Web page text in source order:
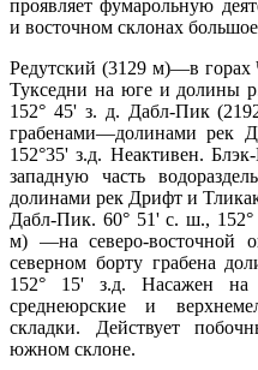
проявляет фумарольную
и восточном склонах
Редутский (3129 м)—в
Тукседни на юге и долины
152° 45' з. д. Дабл-Пик
грабенами—долинами рек
152°35' з.д. Неактивен.
западную часть
долинами рек Дрифт и
Дабл-Пик. 60° 51' с. ш.,
м) —на северо-восточной
северном борту грабена
152° 15' з.д. Насажен на
среднеюрские и
складки. Действует
южном склоне.